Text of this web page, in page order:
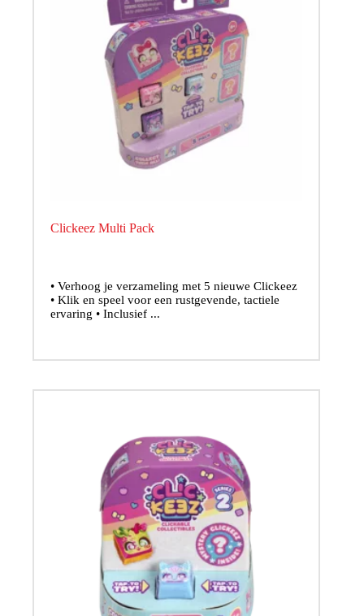
Clickeez Multi Pack
• Verhoog je verzameling met 5 nieuwe Clickeez
• Klik en speel voor een rustgevende, tactiele
ervaring • Inclusief ...